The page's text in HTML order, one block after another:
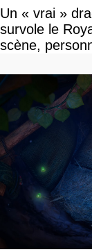
Un « vrai »
survole le
scène,